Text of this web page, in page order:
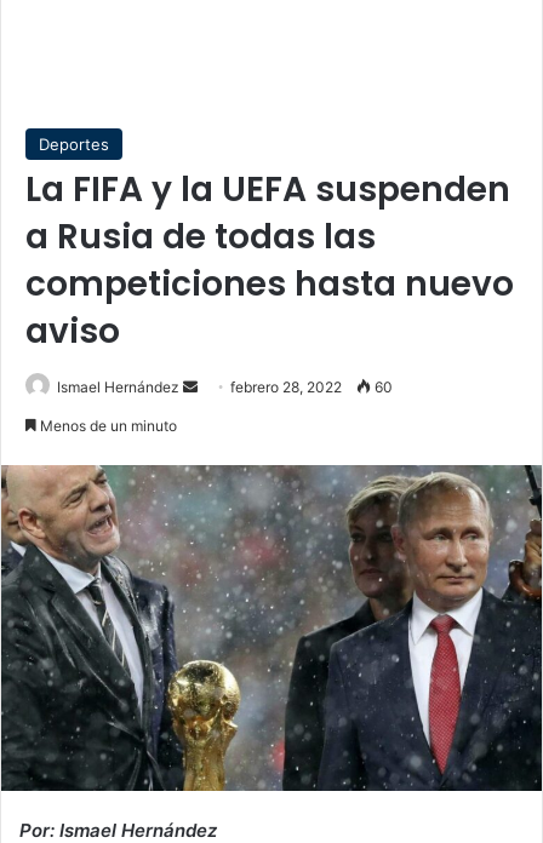
Deportes
La FIFA y la UEFA suspenden
a Rusia de todas las
competiciones hasta nuevo
aviso
Ismael Hernández
Sendfebrero 28, 2022 60
Menos de un minuto
Por: Ismael Hernández